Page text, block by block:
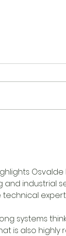
Osvalde
industrial
systems
is also highly